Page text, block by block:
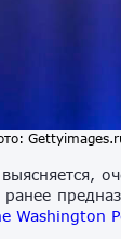
Washington